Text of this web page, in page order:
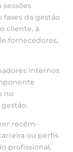
da gestão
cliente, à
fornecedores,
internos
no
recém-
ou perfis
profissional,